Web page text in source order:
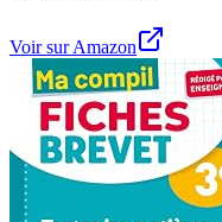
Voir sur Amazon